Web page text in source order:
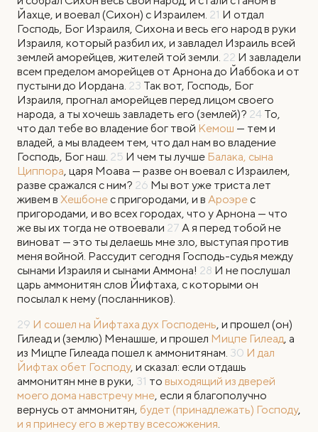
Йахце, и воевал (Сихон) с Израилем. 21 И отдал
Господь, Бог Израиля, Сихона и весь его народ в руки
Израиля, который разбил их, и завладел Израиль всей
землей аморейцев, жителей той земли. 22 И завладели
всем пределом аморейцев от Арнона до Йаббока и от
пустыни до Иордана. 23 Так вот, Господь, Бог
Израиля, прогнал аморейцев перед лицом своего
народа, а ты хочешь завладеть его (землей)? 24 То,
что дал тебе во владение бог твой Кемош — тем и
владей, а мы владеем тем, что дал нам во владение
Господь, Бог наш. 25 И чем ты лучше Балака, сына
Циппора, царя Моава — разве он воевал с Израилем,
разве сражался с ним? 26 Мы вот уже триста лет
живем в Хешбонес пригородами, и в Ароэрес
пригородами, и во всех городах, что у Арнона — что
же вы их тогда не отвоевали 27 А я перед тобой не
виноват — это ты делаешь мне зло, выступая против
меня войной. Рассудит сегодня Господь-судья между
сынами Израиля и сынами Аммона! 28 И не послушал
царь аммонитян слов Йифтаха, с которыми он
посылал к нему (посланников).
29 И сошел на Йифтаха дух Господень, и прошел (он)
Гилеад и (землю) Менашше, и прошел Мицпе Гилеад, а
из Мицпе Гилеада пошел к аммонитянам. 30 И дал
Йифтах обет Господу, и сказал: если отдашь
аммонитян мне в руки, 31 то выходящий из дверей
моего дома навстречу мне, если я благополучно
вернусь от аммонитян, будет (принадлежать) Господу,
и я принесу его в жертву всесожжения.